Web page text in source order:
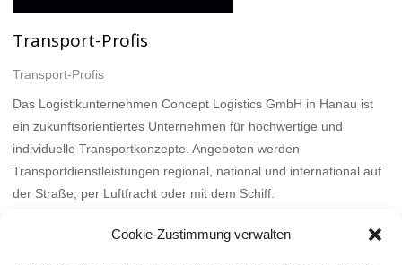
Cookie-Zustimmung verwalten
Transport-Profis
Transport-Profis
Das Logistikunternehmen Concept Logistics GmbH in Hanau ist
ein zukunftsorientiertes Unternehmen für hochwertige und
individuelle Transportkonzepte. Angeboten werden
Transportdienstleistungen regional, national und international auf
der Straße, per Luftfracht oder mit dem Schiff.